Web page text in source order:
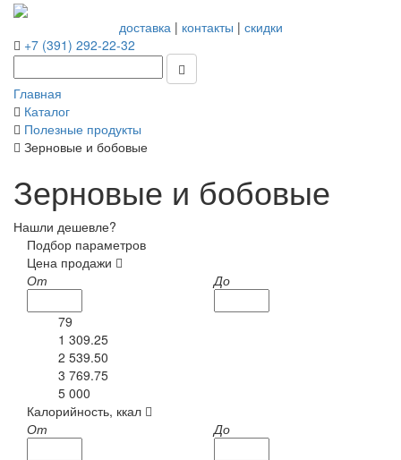
доставка| контакты | скидки
+7 (391) 292-22-32
Главная
Каталог
Полезные продукты
Зерновые и бобовые
Зерновые и бобовые
Нашли дешевле?
Подбор параметров
Цена продажи
От
До
79
1 309.25
2 539.50
3 769.75
5 000
Калорийность, ккал
От
До